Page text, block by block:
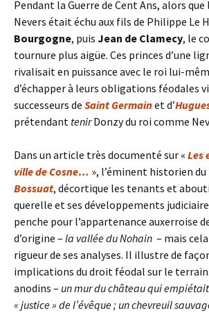
Pendant la Guerre de Cent Ans, alors
Nevers était échu aux fils de Philippe Le
Bourgogne, puis Jean de Clamecy, le
tournure plus aigüe. Ces princes d’une
rivalisait en puissance avec le roi lui-
d’échapper à leurs obligations féodales
successeurs de Saint Germainet d’
prétendant tenirDonzy du roi comme
Dans un article très documenté sur « Les
ville de Cosne… », l’éminent historien
Bossuat, décortique les tenants et
querelle et ses développements
penche pour l’appartenance auxerroise
d’origine – la vallée du Nohain – mais
rigueur de ses analyses. Il illustre de
implications du droit féodal sur le
anodins – un mur du château qui empiétait
« justice » de l’évêque ; un chevreuil